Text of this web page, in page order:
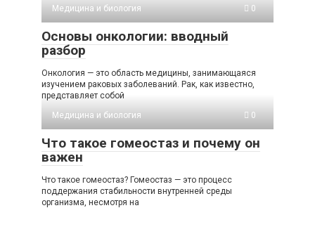
Медицина и биология
0
Основы онкологии: вводный
разбор
Онкология — это область медицины, занимающаяся
изучением раковых заболеваний. Рак, как известно,
представляет собой
Медицина и биология
0
Что такое гомеостаз и почему он
важен
Что такое гомеостаз? Гомеостаз — это процесс
поддержания стабильности внутренней среды
организма, несмотря на